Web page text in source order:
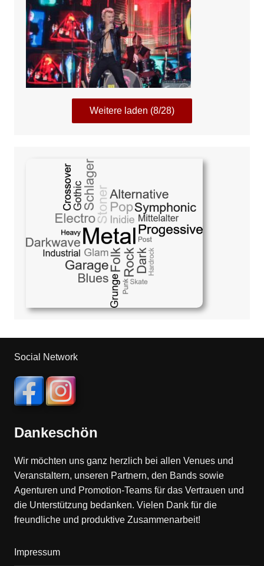
Weitere laden (8/28)
Social Network
Dankeschön
Wir möchten uns ganz herzlich bei allen Venues und
Veranstaltern, unseren Partnern, den Bands sowie
Agenturen und Promotion-Teams für das Vertrauen und
die Unterstützung bedanken. Vielen Dank für die
freundliche und produktive Zusammenarbeit!
Impressum